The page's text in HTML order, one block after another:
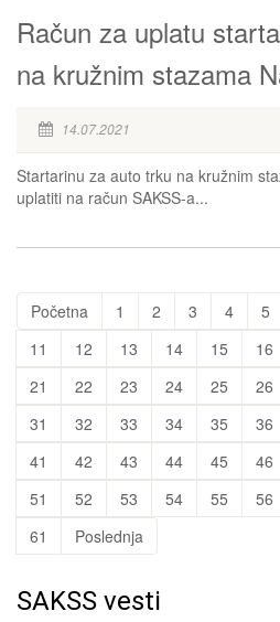
Račun za uplatu
na kružnim stazama
14.07.2021
Startarinu za auto trku na kružnim
uplatiti na račun SAKSS-a...
Početna 1 2 3 4 5
11
12 13 14 15 16
21
22 23 24 25 26
31
32 33 34 35 36
41
42 43 44 45 46
51
52 53 54 55 56
61
Poslednja
SAKSS vesti